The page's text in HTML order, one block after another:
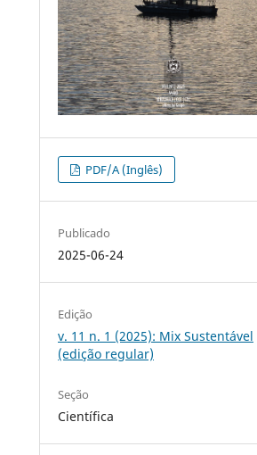
PDF/A (Inglês)
Publicado
2025-06-24
Edição
v. 11 n. 1 (2025): Mix Sustentável
(edição regular)
Seção
Científica